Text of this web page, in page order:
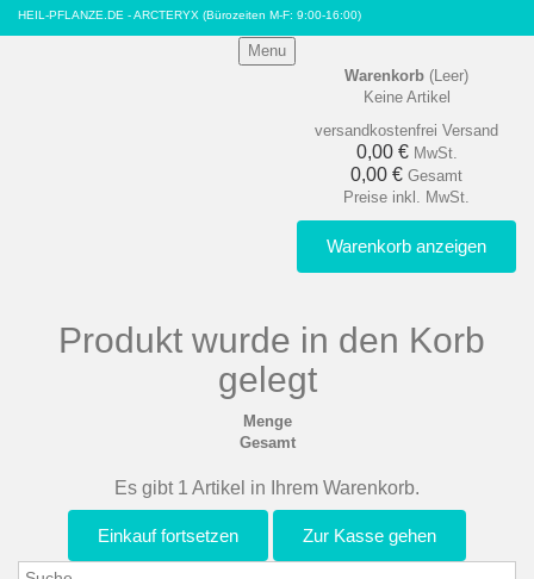
HEIL-PFLANZE.DE - ARCTERYX (Bürozeiten M-F: 9:00-16:00)
Menu
Warenkorb (Leer)
Keine Artikel
versandkostenfrei Versand
0,00 € MwSt.
0,00 € Gesamt
Preise inkl. MwSt.
Warenkorb anzeigen
Produkt wurde in den Korb
gelegt
Menge
Gesamt
Es gibt 1 Artikel in Ihrem Warenkorb.
Einkauf fortsetzen Zur Kasse gehen